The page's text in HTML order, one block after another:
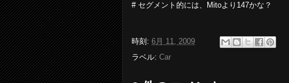
# セグメント的には、Mitoより147かな？
時刻: 6月 11, 2009
ラベル: Car